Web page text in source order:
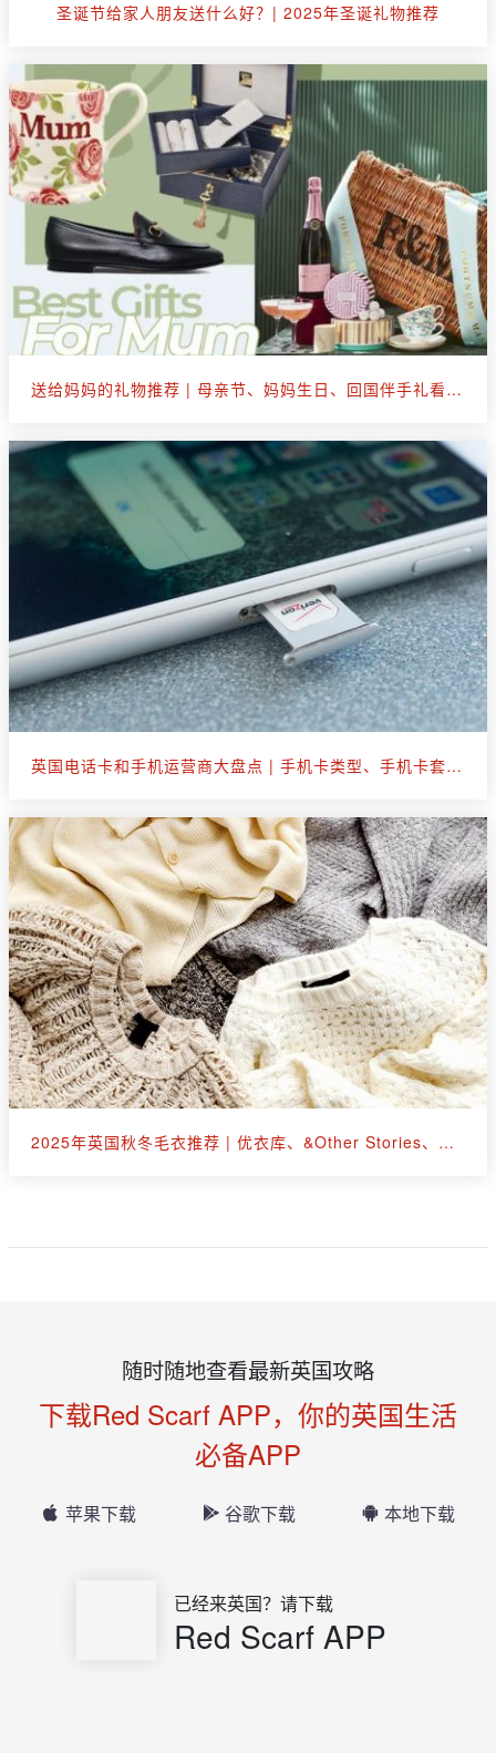
圣诞节给家人朋友送什么好？| 2025年圣诞礼物推荐
送给妈妈的礼物推荐 | 母亲节、妈妈生日、回国伴手礼看这篇就够了
英国电话卡和手机运营商大盘点 | 手机卡类型、手机卡套餐选购
2025年英国秋冬毛衣推荐 | 优衣库、&Other Stories、拉夫劳伦等30+款
随时随地查看最新英国攻略
下载Red Scarf APP，你的英国生活
必备APP
苹果下载 谷歌下载 本地下载
已经来英国？请下载
Red Scarf APP